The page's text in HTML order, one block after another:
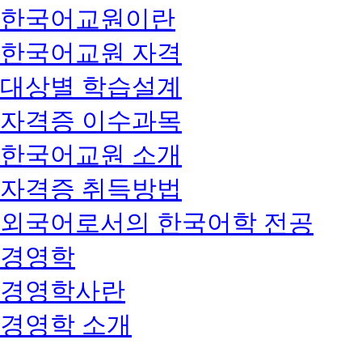
한국어교원이란
한국어교원 자격
대상별 학습설계
자격증 이수과목
한국어교원 소개
자격증 취득방법
외국어로서의 한국어학 전공
경영학
경영학사란
경영학 소개